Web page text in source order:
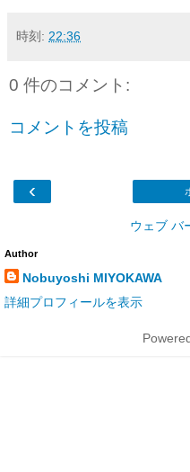
時刻: 22:36
0 件のコメント:
コメントを投稿
‹
ウェブ バ
Author
Nobuyoshi MIYOKAWA
詳細プロフィールを表示